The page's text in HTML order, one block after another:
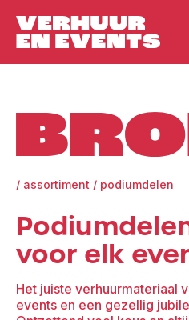
/ assortiment / podiumdelen
voor elk
Het juiste verhuurmateriaal
events en een gezellig